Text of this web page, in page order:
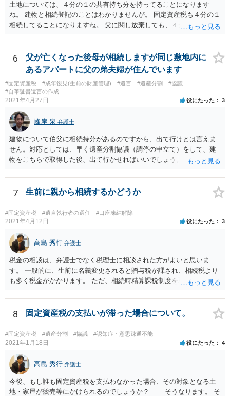
土地については、４分の１の共有持ち分を持ってることになります
ね。 建物と相続登記のことはわかりませんが。 固定資産税も４分の１
相続してることになりますね。 父に関し放棄しても、４分の１はあな
ば、単純承認にはならないでしょう。 役所にも話を通しておいた方が
いいでしょう。 あるいは、相続して売却しても、滞納に追いつかない
ですかね。
6
父が亡くなった後母が相続しますが同じ敷地内に
あるアパートに父の弟夫婦が住んでいます
#固定資産税 #成年後見(生前の財産管理) #遺言 #遺産分割
#協議
#自筆証書遺言の作成
2021年4月27日 役にたった 3
峰岸 泉 弁護士
建物について伯父に相続持分があるのですから、出て行けとは言えま
せん。対応としては、早く遺産分割協議（調停の申立て）をして、建
物をこちらで取得した後、出て行かせればいいでしょう。 建物の固定
っていない部分については請求すればいいと思います。 なお、家賃に
ついては、お父様自身が遺産分割手続をしなかったのですから、あき
7 生前に親から相続するかどうか
#固定資産税 #遺言執行者の選任 #口座凍結解除
2021年4月12日 役にたった 3
高島 秀行 弁護士
税金の相談は、弁護士でなく税理士に相談された方がよいと思いま
す。 一般的に、生前に名義変更されると贈与税が課され、相続税より
も多く税金がかかります。 ただ、相続時精算課税制度を取れば、実質
ういう場合にどれくらい税金がかかるか計算してもらって どういう方
針を取るか決められたらよいと思います。
8 固定資産税の支払いが滞った場合について。
#固定資産税 #遺産分割 #協議 #認知症・意思疎通不能
2021年1月18日 役にたった 4
高島 秀行 弁護士
今後、もし誰も固定資産税を支払わなかった場合、その対象となる土
地・家屋が競売等にかけられるのでしょうか？ そうなります。 そ